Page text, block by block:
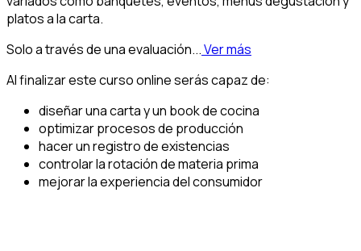
platos a la carta.
Solo a través de una evaluación...Ver más
Al finalizar este curso online serás capaz de:
diseñar una carta y un book de cocina
optimizar procesos de producción
hacer un registro de existencias
controlar la rotación de materia prima
mejorar la experiencia del consumidor